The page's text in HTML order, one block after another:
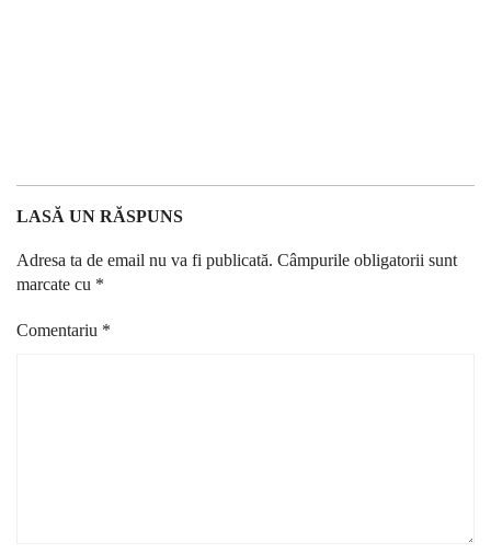
LASĂ UN RĂSPUNS
Adresa ta de email nu va fi publicată. Câmpurile obligatorii sunt
marcate cu *
Comentariu *